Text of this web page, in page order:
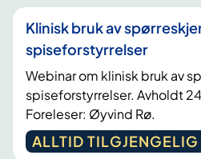
Klinisk bruk av
spiseforstyrrelser
Webinar om klinisk bruk av
spiseforstyrrelser. Avholdt
Foreleser: Øyvind Rø.
ALLTID TILGJENGELIG